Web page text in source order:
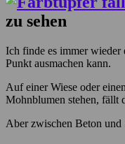
zu sehen
Ich finde es immer wieder
Punkt ausmachen kann.
Auf einer Wiese oder
Mohnblumen stehen, fällt
Aber zwischen Beton und